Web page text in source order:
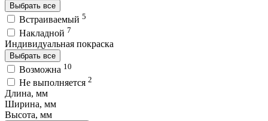
Выбрать все
Встраиваемый 5
Накладной 7
Индивидуальная покраска
Выбрать все
Возможна 10
Не выполняется 2
Длина, мм
Ширина, мм
Высота, мм